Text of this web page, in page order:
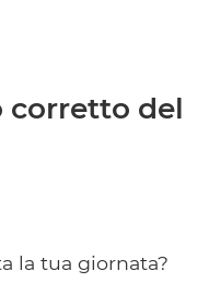
corretto del
la tua giornata?